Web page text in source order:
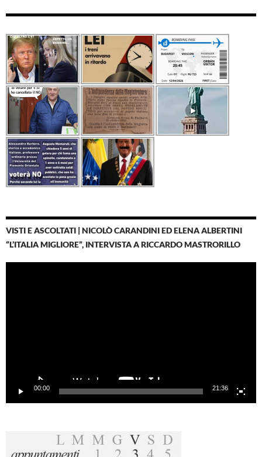
VISTI E ASCOLTATI | NICOLÒ CARANDINI ED ELENA ALBERTINI
“L’ITALIA MIGLIORE”, INTERVISTA A RICCARDO MASTRORILLO
00:00 21:36